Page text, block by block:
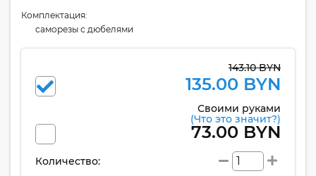
Комплектация:
cаморезы с дюбелями
143.10 BYN
135.00 BYN
Своими руками
(Что это значит?)
73.00 BYN
Количество: